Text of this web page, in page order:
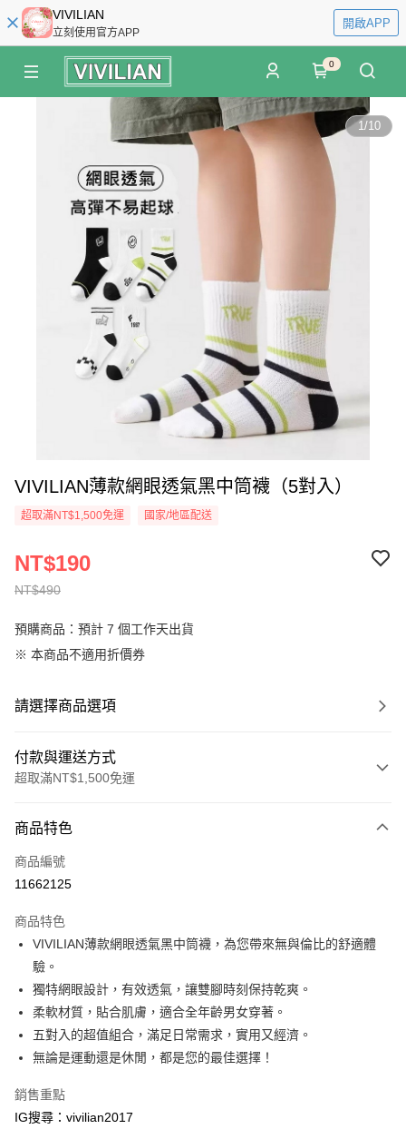
VIVILIAN
立刻使用官方APP
開啟APP
0
1/10
VIVILIAN薄款網眼透氣黑中筒襪（5對入）
超取滿NT$1,500免運 國家/地區配送
NT$490
NT$190
預購商品：預計 7 個工作天出貨
※ 本商品不適用折價券
請選擇商品選項
付款與運送方式
超取滿NT$1,500免運
信用卡一次付款
信用卡分期付款
合作金庫商業銀行
華南商業銀行
彰化商業銀行
上海商業儲蓄銀行
國泰世華商業銀行
兆豐國際商業銀行
臺灣中小企業銀行
台中商業銀行
匯豐（台灣）商業銀行
華泰商業銀行
聯邦商業銀行
遠東國際商業銀行
元大商業銀行
永豐商業銀行
台新國際商業銀行
台灣樂天信用卡公司
超商取貨付款
LINE Pay
Apple Pay
街口支付
Google Pay
商品特色
商品編號
11662125
商品特色
VIVILIAN薄款網眼透氣黑中筒襪，為您帶來無與倫比的舒適體
驗。
獨特網眼設計，有效透氣，讓雙腳時刻保持乾爽。
柔軟材質，貼合肌膚，適合全年齡男女穿著。
五對入的超值組合，滿足日常需求，實用又經濟。
無論是運動還是休閒，都是您的最佳選擇！
銷售重點
IG搜尋：vivilian2017